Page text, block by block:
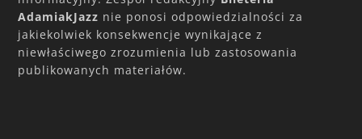
AdamiakJazz nie ponosi odpowiedzialności za
jakiekolwiek konsekwencje wynikające z
niewłaściwego zrozumienia lub zastosowania
publikowanych materiałów.